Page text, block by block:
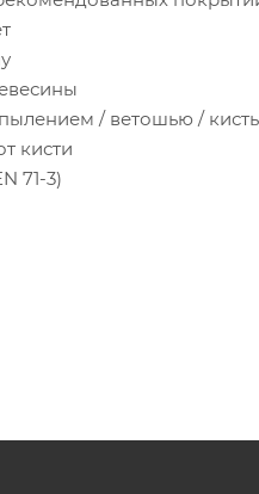
/ ветошью /
кисти
71-3)